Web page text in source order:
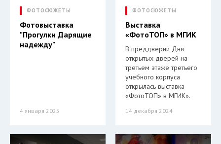
ФОТОСЮЖЕТЫ
Фотовыставка
"Прогулки Дарящие
надежду"
4 января 2025
ФОТОСЮЖЕТЫ
Выставка
«ФотоТОП» в МГИК
В преддверии Дня
открытых дверей на
третьем этаже третьего
учебного корпуса
открылась выставка
«ФотоТОП» в МГИК».
14 декабря 2024